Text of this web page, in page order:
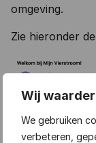
Wij
We gebruiken
verbeteren,
omgeving.
Zie hieronder